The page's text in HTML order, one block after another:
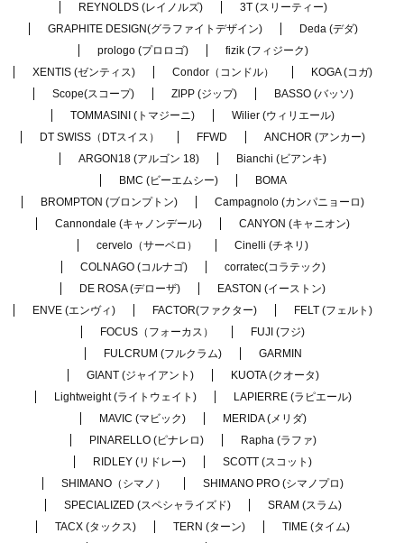
REYNOLDS (レイノルズ)
3T (スリーティー)
GRAPHITE DESIGN(グラファイトデザイン)
Deda (デダ)
prologo (プロロゴ)
fizik (フィジーク)
XENTIS (ゼンティス)
Condor（コンドル）
KOGA (コガ)
Scope(スコープ)
ZIPP (ジップ)
BASSO (バッソ)
TOMMASINI (トマジーニ)
Wilier (ウィリエール)
DT SWISS（DTスイス）
FFWD
ANCHOR (アンカー)
ARGON18 (アルゴン 18)
Bianchi (ビアンキ)
BMC (ビーエムシー)
BOMA
BROMPTON (ブロンプトン)
Campagnolo (カンパニョーロ)
Cannondale (キャノンデール)
CANYON (キャニオン)
cervelo（サーベロ）
Cinelli (チネリ)
COLNAGO (コルナゴ)
corratec(コラテック)
DE ROSA (デローザ)
EASTON (イーストン)
ENVE (エンヴィ)
FACTOR(ファクター)
FELT (フェルト)
FOCUS（フォーカス）
FUJI (フジ)
FULCRUM (フルクラム)
GARMIN
GIANT (ジャイアント)
KUOTA (クオータ)
Lightweight (ライトウェイト)
LAPIERRE (ラピエール)
MAVIC (マビック)
MERIDA (メリダ)
PINARELLO (ピナレロ)
Rapha (ラファ)
RIDLEY (リドレー)
SCOTT (スコット)
SHIMANO（シマノ）
SHIMANO PRO (シマノプロ)
SPECIALIZED (スペシャライズド)
SRAM (スラム)
TACX (タックス)
TERN (ターン)
TIME (タイム)